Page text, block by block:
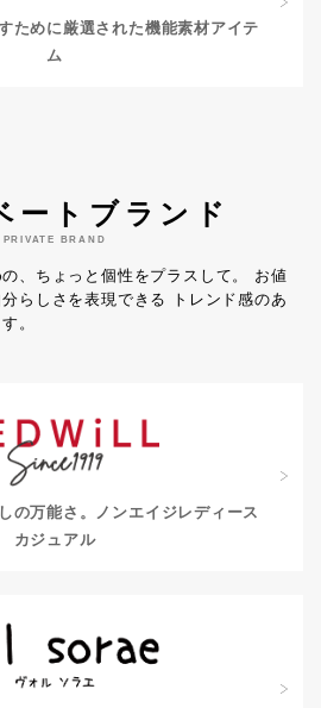
ために 厳選された機能素材アイテ
ム
ートブランド
PRIVATE BRAND
、ちょっと個性をプラスして。
お値
らしさを表現できる
トレンド感のあ
。
の万能さ。
ノンエイジレディース
カジュアル